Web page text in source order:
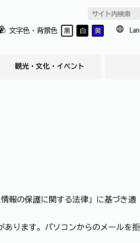
文字色・背景色 黒 白 黄
観光・文化・イベント
報の保護に関する法律」に基づき適
あります。パソコンからのメールを拒